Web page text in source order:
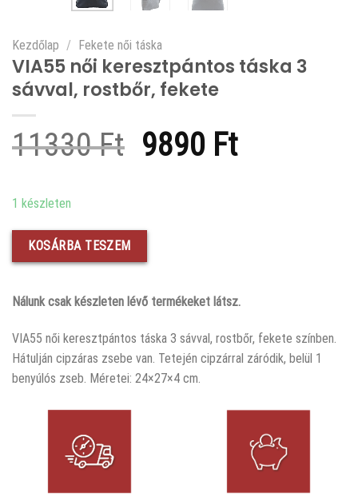
Kezdőlap / Fekete női táska
VIA55 női keresztpántos táska 3
sávval, rostbőr, fekete
11330Ft Original
11330 Ft.
9890 FtCurrent
1 készleten
KOSÁRBA TESZEM
Nálunk csak készleten lévő termékeket látsz.
VIA55 női keresztpántos táska 3 sávval, rostbőr, fekete színben.
Hátulján cipzáras zsebe van. Tetején cipzárral záródik, belül 1
benyúlós zseb. Méretei: 24×27×4 cm.